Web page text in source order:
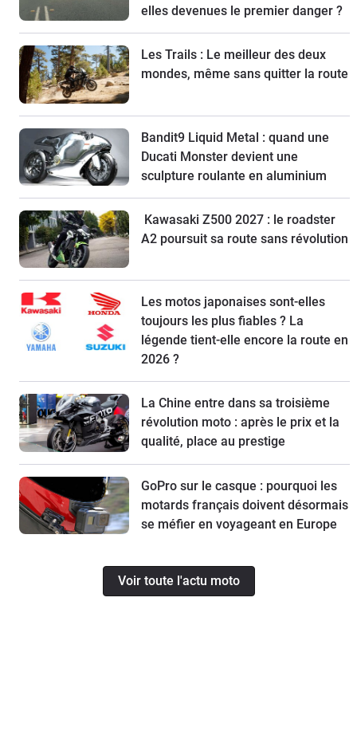
elles devenues le premier danger ?
Les Trails : Le meilleur des deux
mondes, même sans quitter la route
Bandit9 Liquid Metal : quand une
Ducati Monster devient une
sculpture roulante en aluminium
Kawasaki Z500 2027 : le roadster
A2 poursuit sa route sans révolution
Les motos japonaises sont-elles
toujours les plus fiables ? La
légende tient-elle encore la route en
2026 ?
La Chine entre dans sa troisième
révolution moto : après le prix et la
qualité, place au prestige
GoPro sur le casque : pourquoi les
motards français doivent désormais
se méfier en voyageant en Europe
Voir toute l'actu moto